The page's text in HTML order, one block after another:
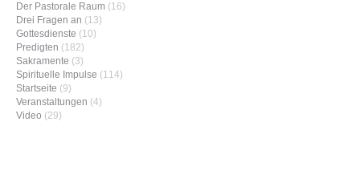
Der Pastorale Raum (16)
Drei Fragen an (13)
Gottesdienste (10)
Predigten (182)
Sakramente (3)
Spirituelle Impulse (114)
Startseite (9)
Veranstaltungen (4)
Video (29)